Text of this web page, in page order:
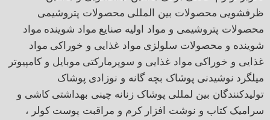
ظرفشویی محصولات بین المللی محصولات پتروشیمی
محصولات پتروشیمی و مواد اولیه صنایع مواد شوینده مواد
شوینده و محصولات سلولزی مواد غذایی و خوراکی مواد
غذایی و خوراکی مواد غذایی و سوپرمارکتی موبایل و کامپیوتر
میلگرد نوشیدنی پوشاک بچه گانه و نوزادی پوشاک
تولیدکنندگان بین لمللی پوشاک زنانه چینی بهداشتی کاشی و
سرامیک کتاب و نوشت افزار کرم و مراقبت پوست کولر ،